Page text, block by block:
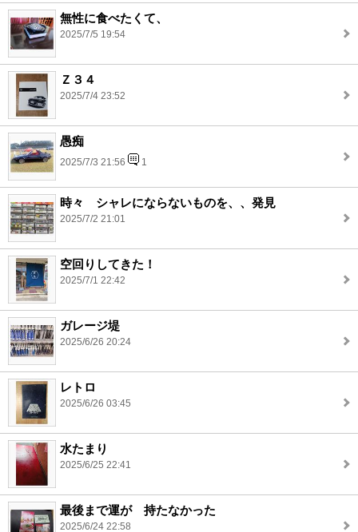
無性に食べたくて、
2025/7/5 19:54
Ｚ３４
2025/7/4 23:52
愚痴
2025/7/3 21:56 1
時々 シャレにならないものを、、発見
2025/7/2 21:01
空回りしてきた！
2025/7/1 22:42
ガレージ堤
2025/6/26 20:24
レトロ
2025/6/26 03:45
水たまり
2025/6/25 22:41
最後まで運が 持たなかった
2025/6/24 22:58